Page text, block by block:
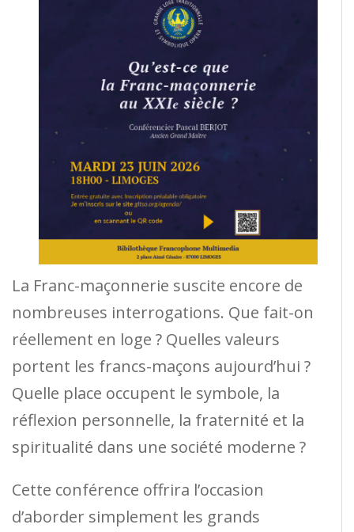
La Franc-maçonnerie suscite encore de
nombreuses interrogations. Que fait-on
réellement en loge ? Quelles valeurs
portent les francs-maçons aujourd’hui ?
Quelle place occupent le symbole, la
réflexion personnelle, la fraternité et la
spiritualité dans une société moderne ?
Cette conférence offrira l’occasion
d’aborder simplement les grands